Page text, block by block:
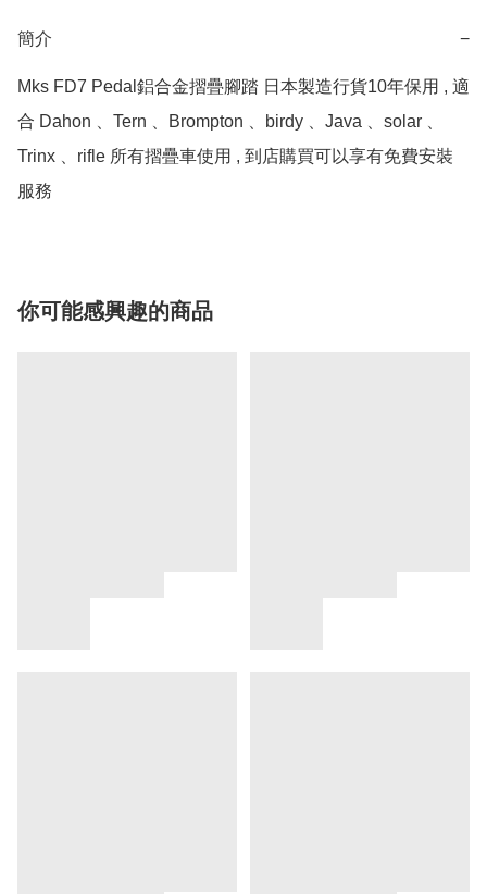
簡介 −
Mks FD7 Pedal鋁合金摺疊腳踏 日本製造行貨10年保用 , 適
合 Dahon 、Tern 、Brompton 、birdy 、Java 、solar 、
Trinx 、rifle 所有摺疊車使用 , 到店購買可以享有免費安裝
服務
你可能感興趣的商品